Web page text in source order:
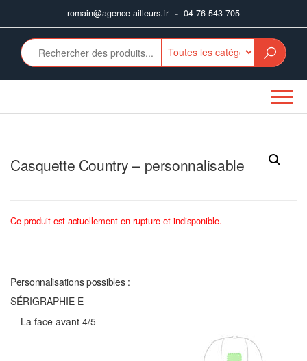
romain@agence-ailleurs.fr – 04 76 543 705
Casquette Country – personnalisable
Ce produit est actuellement en rupture et indisponible.
Personnalisations possibles :
SÉRIGRAPHIE E
La face avant 4/5